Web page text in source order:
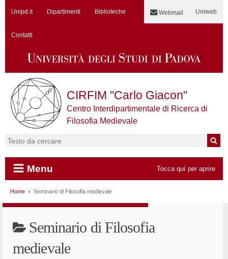
Webmail Uniweb
Unipd.it Dipartimenti Biblioteche
Contatti
CIRFIM "Carlo Giacon"
Centro Interdipartimentale di Ricerca di
Filosofia Medievale
Cerca:
Menu Tocca quí per aprire
Vai al contenuto
Home Seminario di Filosofia medievale
Seminario di Filosofia
medievale